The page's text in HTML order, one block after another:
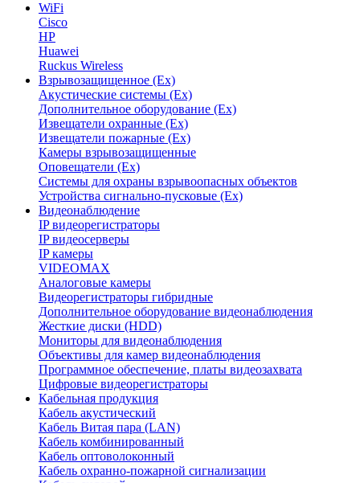
WiFi
Cisco
HP
Huawei
Ruckus Wireless
Взрывозащищенное (Ex)
Акустические системы (Ex)
Дополнительное оборудование (Ex)
Извещатели охранные (Ex)
Извещатели пожарные (Ex)
Камеры взрывозащищенные
Оповещатели (Ex)
Системы для охраны взрывоопасных объектов
Устройства сигнально-пусковые (Ex)
Видеонаблюдение
IP видеорегистраторы
IP видеосерверы
IP камеры
VIDEOMAX
Аналоговые камеры
Видеорегистраторы гибридные
Дополнительное оборудование видеонаблюдения
Жесткие диски (HDD)
Мониторы для видеонаблюдения
Объективы для камер видеонаблюдения
Программное обеспечение, платы видеозахвата
Цифровые видеорегистраторы
Кабельная продукция
Кабель акустический
Кабель Витая пара (LAN)
Кабель комбинированный
Кабель оптоволоконный
Кабель охранно-пожарной сигнализации